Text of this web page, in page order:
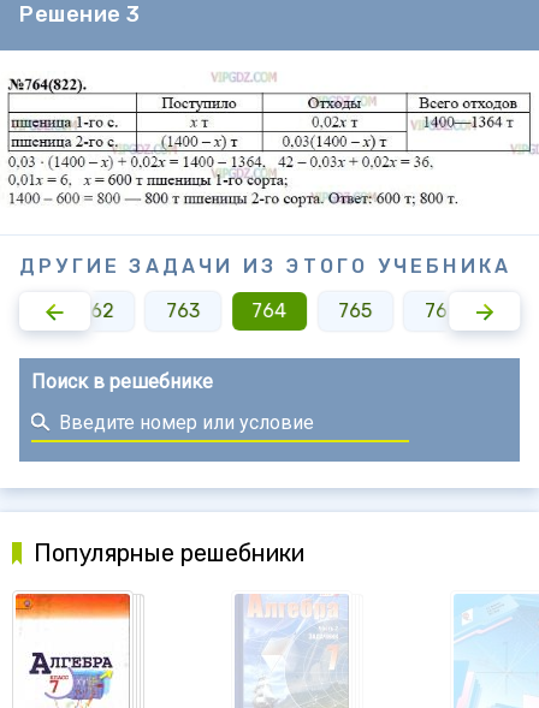
Решение 3
ДРУГИЕ ЗАДАЧИ ИЗ ЭТОГО УЧЕБНИКА
762 763 764 765 766
Поиск в решебнике
Популярные решебники